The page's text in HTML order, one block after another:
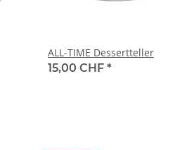
ALL-TIME Dessertteller
15,00 CHF *